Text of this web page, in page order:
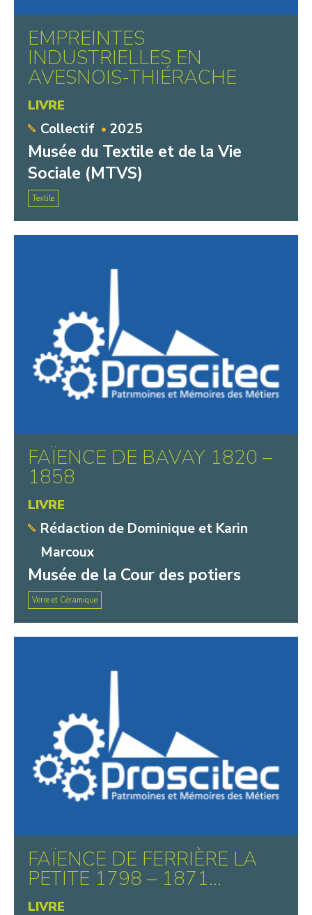
EMPREINTES
INDUSTRIELLES EN
AVESNOIS-THIÉRACHE
LIVRE
Collectif 2025
Musée du Textile et de la Vie
Sociale (MTVS)
Textile
FAÏENCE DE BAVAY 1820 –
1858
LIVRE
Rédaction de Dominique et Karin
Marcoux
Musée de la Cour des potiers
Verre et Céramique
FAÏENCE DE FERRIÈRE LA
PETITE 1798 – 1871...
LIVRE